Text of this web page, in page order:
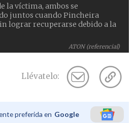
ATON (referencial)
la víctima, ambos se
juntos cuando Pincheira
lograr recuperarse debido a la
Llévatelo:
preferida en Google